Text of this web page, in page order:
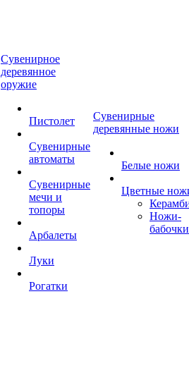
Сувенирное
деревянное
оружие
Пистолет
Сувенирные
автоматы
Сувенирные
мечи и
топоры
Арбалеты
Луки
Рогатки
Сувенирные
деревянные ножи
Белые ножи
Цветные
Ножи-
бабочки